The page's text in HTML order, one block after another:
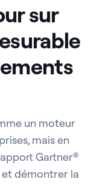
sur
un moteur
mais en
Gartner®
démontrer la